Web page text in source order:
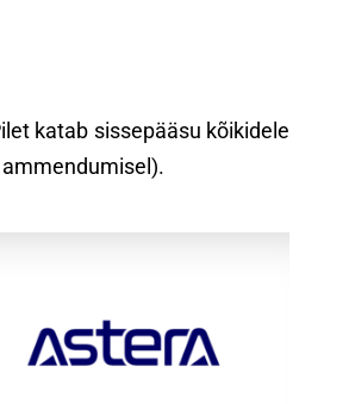
katab sissepääsu kõikidele